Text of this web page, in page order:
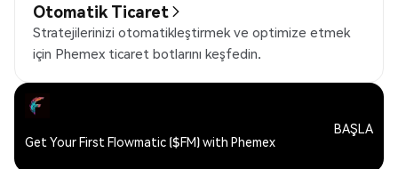
Otomatik Ticaret
Stratejilerinizi otomatikleştirmek ve optimize etmek
için Phemex ticaret botlarını keşfedin.
Get Your First Flowmatic ($FM) with Phemex
BAŞLA